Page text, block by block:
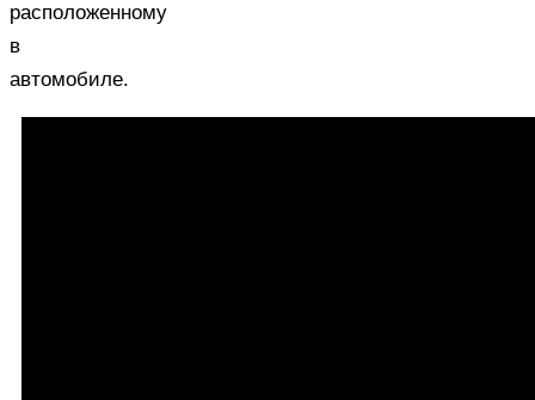
расположенному
в
автомобиле.